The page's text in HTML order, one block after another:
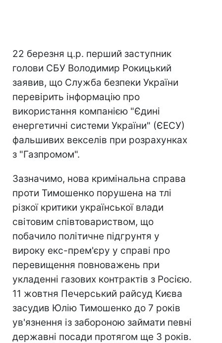
22 березня ц.р. перший заступник
голови СБУ Володимир Рокицький
заявив, що Служба безпеки України
перевірить інформацію про
використання компанією "Єдині
енергетичні системи України" (ЄЕСУ)
фальшивих векселів при розрахунках
з "Газпромом".
Зазначимо, нова кримінальна справа
проти Тимошенко порушена на тлі
різкої критики української влади
світовим співтовариством, що
побачило політичне підгрунтя у
вироку екс-прем'єру у справі про
перевищення повноважень при
укладенні газових контрактів з Росією.
11 жовтня Печерський райсуд Києва
засудив Юлію Тимошенко до 7 років
ув'язнення із забороною займати певні
державні посади протягом ще 3 років.